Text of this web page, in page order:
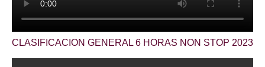
CLASIFICACION GENERAL 6 HORAS NON STOP 2023